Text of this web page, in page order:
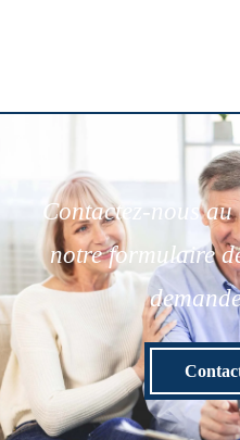
Contactez-nous au
notre formulaire